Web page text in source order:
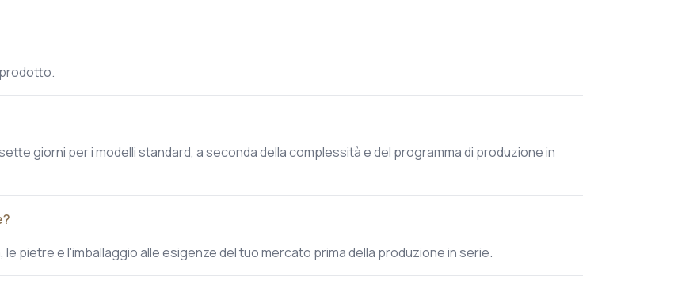
giorni per i modelli standard, a seconda della complessità e del programma di produzione in
pietre e l'imballaggio alle esigenze del tuo mercato prima della produzione in serie.